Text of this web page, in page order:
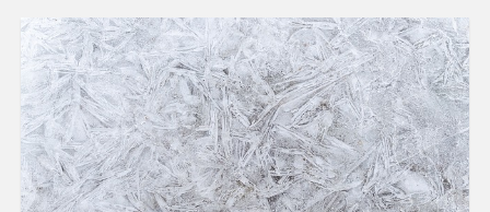
Kalite
ve
Güvenilirlikle
Öne
Çıkıyor